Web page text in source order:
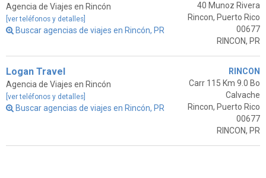
Agencia de Viajes en Rincón
[ver teléfonos y detalles]
Buscar agencias de viajes en Rincón, PR
40 Munoz Rivera
Rincon, Puerto Rico
00677
RINCON, PR
Logan Travel
Agencia de Viajes en Rincón
[ver teléfonos y detalles]
Buscar agencias de viajes en Rincón, PR
RINCON
Carr 115 Km 9.0 Bo
Calvache
Rincon, Puerto Rico
00677
RINCON, PR